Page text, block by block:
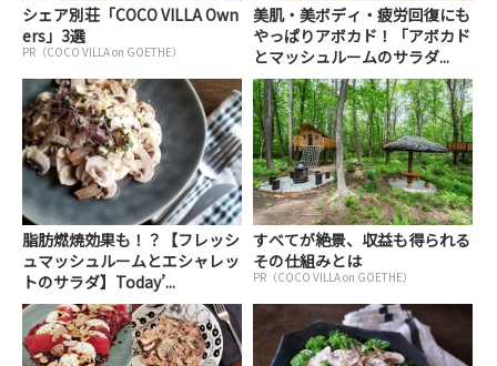
シェア別荘「COCO VILLA Own
ers」3選
PR（COCO VILLA on GOETHE）
美肌・美ボディ・疲労回復にも
やっぱりアボカド！「アボカド
とマッシュルームのサラダ...
脂肪燃焼効果も！？【フレッシ
ュマッシュルームとエシャレッ
トのサラダ】Today’...
すべてが絶景、収益も得られる
その仕組みとは
PR（COCO VILLA on GOETHE）